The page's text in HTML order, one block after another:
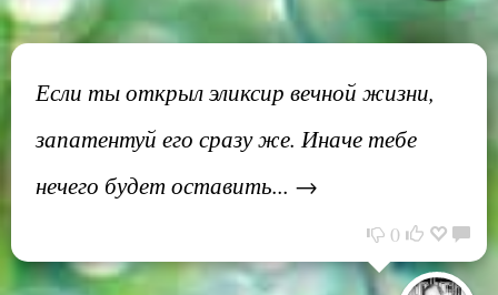
Если ты открыл эликсир вечной жизни,
запатентуй его сразу же. Иначе тебе
нечего будет оставить... →
0